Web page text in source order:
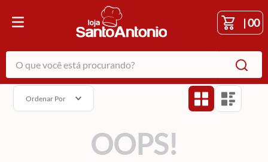
|00
O que você está procurando?
Ordenar Por
OOPS!